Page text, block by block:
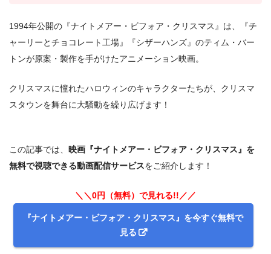
1994年公開の『ナイトメアー・ビフォア・クリスマス』は、『チ
ャーリーとチョコレート工場』『シザーハンズ』のティム・バー
トンが原案・製作を手がけたアニメーション映画。
クリスマスに憧れたハロウィンのキャラクターたちが、クリスマ
スタウンを舞台に大騒動を繰り広げます！
この記事では、 映画『ナイトメアー・ビフォア・クリスマス』を
無料で視聴できる動画配信サービスをご紹介します！
＼＼0円（無料）で見れる!!／／
『ナイトメアー・ビフォア・クリスマス』を今すぐ無料で
見る